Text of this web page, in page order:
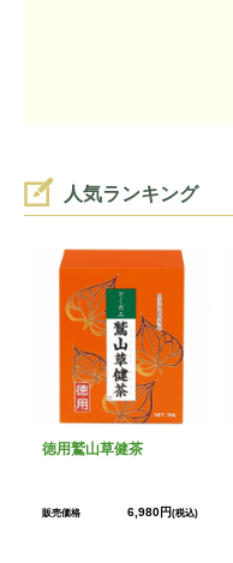
人気ランキング
徳用鷲山草健茶
販売価格 6,980円(税込)